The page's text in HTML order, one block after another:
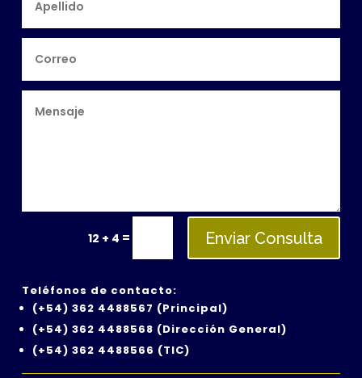
12 + 4 = Enviar Consulta
Teléfonos de contacto:
(+54) 362 4488567 (Principal)
(+54) 362 4488568 (Dirección General)
(+54) 362 4488566 (TIC)